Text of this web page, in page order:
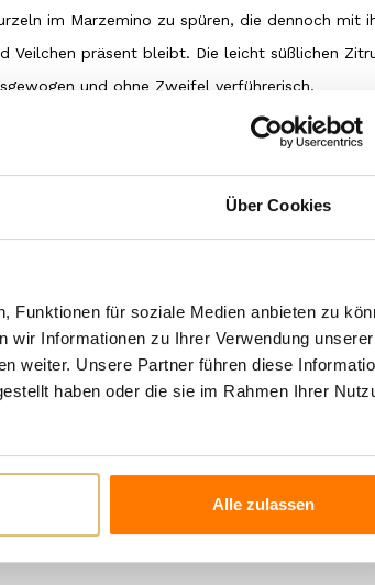
Über Cookies
Funktionen für soziale Medien anbieten zu
wir Informationen zu Ihrer Verwendung unserer
weiter. Unsere Partner führen diese
haben oder die sie im Rahmen Ihrer
Alle zulassen
im Marzemino zu spüren, die dennoch mit
Veilchen präsent bleibt. Die leicht süßlichen
und ohne Zweifel verführerisch.
Ausgezeichnet als Aperitif, pur mit Eis und
für die Zubereitung von Cocktails wie